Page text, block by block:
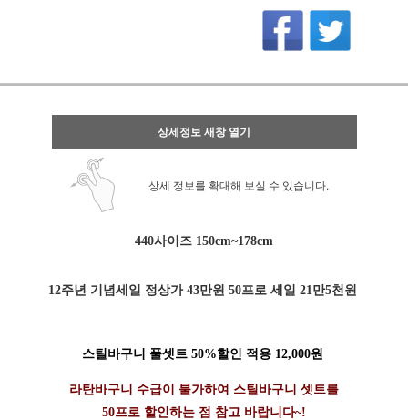
상세정보 새창 열기
상세 정보를 확대해 보실 수 있습니다.
440사이즈 150cm~178cm
12주년 기념세일 정상가 43만원 50프로 세일 21만5천원
스틸바구니 풀셋트 50%할인 적용 12,000원
라탄바구니 수급이 불가하여 스틸바구니 셋트를
50프로 할인하는 점 참고 바랍니다~!